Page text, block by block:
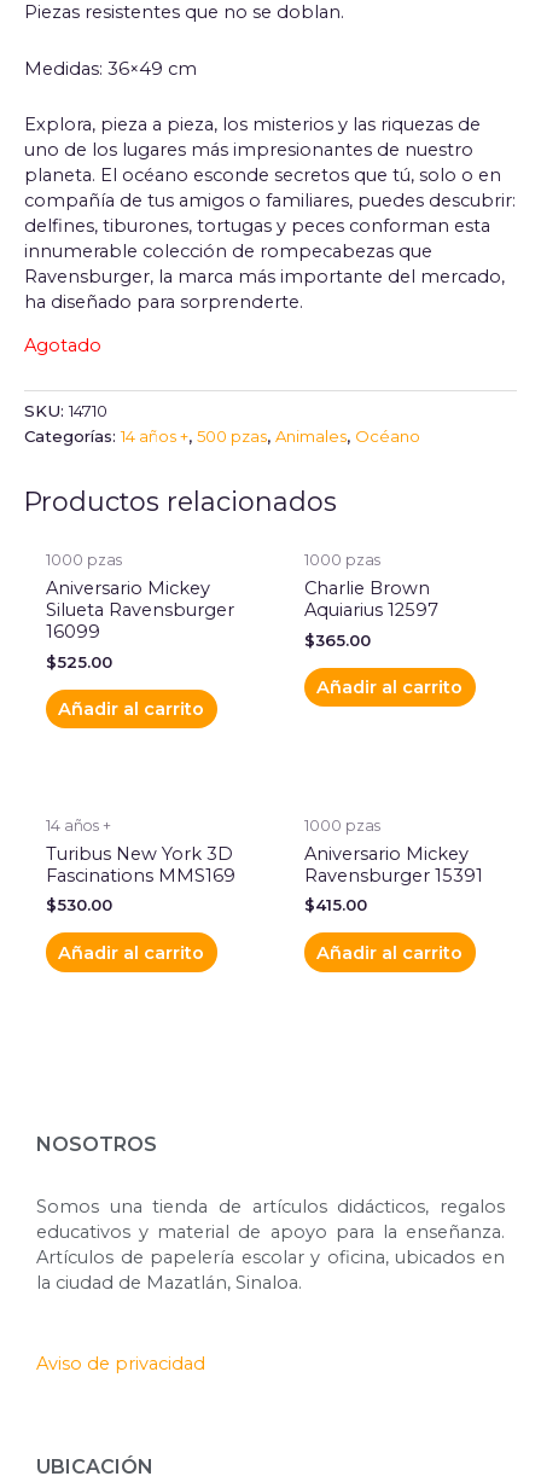
Piezas resistentes que no se doblan.
Medidas: 36×49 cm
Explora, pieza a pieza, los misterios y las riquezas de
uno de los lugares más impresionantes de nuestro
planeta. El océano esconde secretos que tú, solo o en
compañía de tus amigos o familiares, puedes descubrir:
delfines, tiburones, tortugas y peces conforman esta
innumerable colección de rompecabezas que
Ravensburger, la marca más importante del mercado,
ha diseñado para sorprenderte.
Agotado
SKU:14710
Categorías:14 años +, 500 pzas, Animales, Océano
Productos relacionados
1000 pzas
Aniversario Mickey
Silueta Ravensburger
16099
$525.00
Añadir al carrito
1000 pzas
Charlie Brown
Aquiarius 12597
$365.00
Añadir al carrito
14 años +
Turibus New York 3D
Fascinations MMS169
$530.00
Añadir al carrito
1000 pzas
Aniversario Mickey
Ravensburger 15391
$415.00
Añadir al carrito
NOSOTROS
Somos una tienda de artículos didácticos, regalos
educativos y material de apoyo para la enseñanza.
Artículos de papelería escolar y oficina, ubicados en
la ciudad de Mazatlán, Sinaloa.
Aviso de privacidad
UBICACIÓN